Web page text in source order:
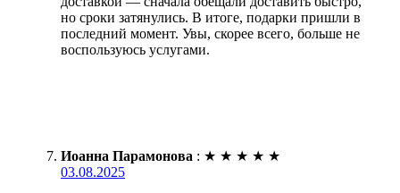
но сроки затянулись. В итоге, подарки пришли в
последний момент. Увы, скорее всего, больше не
воспользуюсь услугами.
Иоанна Парамонова : ★ ★ ★ ★ ★
03.08.2025